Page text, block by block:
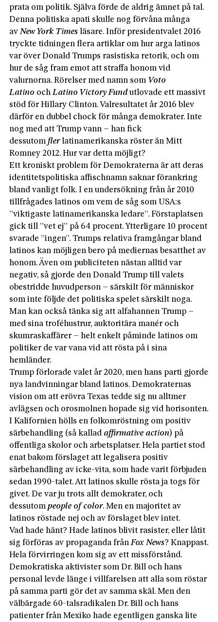
prata om politik. Själva förde de aldrig ämnet på tal.
Denna politiska apati skulle nog förvåna många
avNew York Times läsare. Inför presidentvalet 2016
tryckte tidningen flera artiklar om hur arga latinos
var över Donald Trumps rasistiska retorik, och om
hur de såg fram emot att straffa honom vid
valurnorna. Rörelser med namn som Voto
Latino ochLatino Victory Fundutlovade ett massivt
stöd för Hillary Clinton. Valresultatet år 2016 blev
därför en dubbel chock för många demokrater. Inte
nog med att Trump vann – han fick
dessutomflerlatin­amerikanska röster än Mitt
Romney 2012. Hur var detta möjligt?
Ett kroniskt problem för Demokraterna är att deras
identitetspolitiska affischnamn saknar förankring
bland vanligt folk. I en undersökning från år 2010
tillfrågades latinos om vem de såg som USA:s
”viktigaste latinamerikanska ledare”. Förstaplatsen
gick till ”vet ej” på 64 procent. Ytterligare 10 procent
svarade ”ingen”. Trumps relativa framgångar bland
latinos kan möjligen bero på mediernas besatthet av
honom. Även om publiciteten nästan alltid var
negativ, så gjorde den Donald Trump till valets
obestridde huvudperson – särskilt för människor
som inte följde det politiska spelet särskilt noga.
Man kan också tänka sig att alfahannen Trump –
med sina troféhustrur, auktoritära manér och
skumraskaffärer – helt enkelt påminde latinos om
politiker de var vana vid att rösta på i sina
hemländer.
Trump förlorade valet år 2020, men hans parti gjorde
nya landvinningar bland latinos. Demokraternas
vision om att erövra Texas tedde sig nu alltmer
avlägsen och orosmolnen hopade sig vid horisonten.
I Kalifornien hölls en folkomröstning om positiv
särbehandling (så kallad affirmative action) på
offentliga skolor och arbetsplatser. Hela partiet stod
enat bakom förslaget att legalisera positiv
särbehandling av icke-vita, som hade varit förbjuden
sedan 1990-talet. Att latinos skulle rösta ja togs för
givet. De var ju trots allt demokrater, och
dessutompeople of color. Men en majoritet av
latinos röstade nej och av förslaget blev intet.
Vad hade hänt? Hade latinos blivit rasister, eller låtit
sig förföras av propaganda frånFox News? Knappast.
Hela förvirringen kom sig av ett missförstånd.
Demokratiska aktivister som Dr. Bill och hans
personal levde länge i villfarelsen att alla som röstar
på samma parti gör det av samma skäl. Men den
välbärgade 60-talsradikalen Dr. Bill och hans
patienter från Mexiko hade egentligen ganska lite